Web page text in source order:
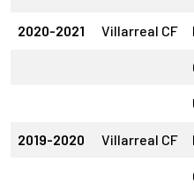
2020-2021 Villarreal CF
2019-2020 Villarreal CF